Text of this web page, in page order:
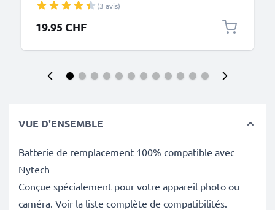
(3 avis)
19.95 CHF
VUE D'ENSEMBLE
Batterie de remplacement 100% compatible avec
Nytech
Conçue spécialement pour votre appareil photo ou
caméra. Voir la liste complète de compatibilités.